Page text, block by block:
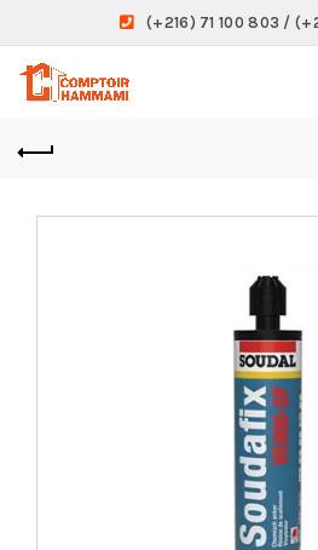
(+216) 71 100 803 /